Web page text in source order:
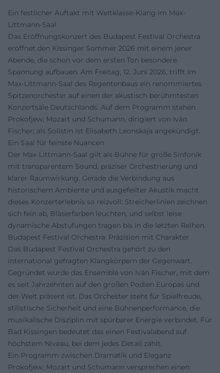
Ein festlicher Auftakt mit Weltklasse-Klang im Max-
Littmann-Saal
Das Eröffnungskonzert des Budapest Festival Orchestra
eröffnet den Kissinger Sommer 2026 mit einem jener
Abende, die schon vor dem ersten Ton besondere
Spannung aufbauen. Am Freitag, 12. Juni 2026, trifft im
Max-Littmann-Saal des Regentenbaus ein renommiertes
Spitzenorchester auf einen der akustisch berühmtesten
Konzertsäle Deutschlands. Auf dem Programm stehen
Prokofjew, Mozart und Schumann, dirigiert von Iván
Fischer; als Solistin ist Elisabeth Leonskaja angekündigt.
Ein Saal für feinste Nuancen
Der Max-Littmann-Saal gilt als Bühne für große Sinfonik
mit transparentem Sound, präziser Orchestrierung und
klarer Raumwirkung. Gerade die Verbindung aus
historischem Ambiente und ausgefeilter Akustik macht
dieses Konzerterlebnis so reizvoll: Streicherlinien zeichnen
sich fein ab, Bläserfarben leuchten, und selbst leise
dynamische Abstufungen tragen bis in die letzten Reihen.
Budapest Festival Orchestra: Präzision mit Charakter
Das Budapest Festival Orchestra gehört zu den
international gefragten Klangkörpern der Gegenwart.
Gegründet wurde das Ensemble von Iván Fischer, mit dem
es seit Jahrzehnten auf den großen Podien Europas und
der Welt präsent ist. Das Orchester steht für Spielfreude,
stilistische Sicherheit und eine Bühnenperformance, die
musikalische Disziplin mit spürbarer Energie verbindet. Für
Bad Kissingen bedeutet das einen Festivalabend auf
höchstem Niveau, bei dem jedes Detail zählt.
Ein Programm zwischen Dramatik und Eleganz
Prokofjew, Mozart und Schumann versprechen einen